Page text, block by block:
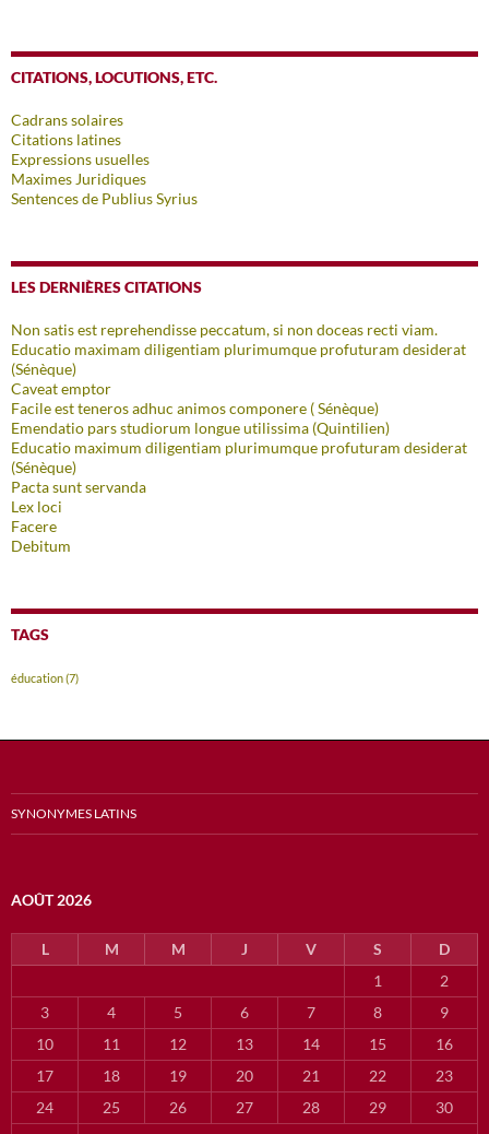
CITATIONS, LOCUTIONS, ETC.
Cadrans solaires
Citations latines
Expressions usuelles
Maximes Juridiques
Sentences de Publius Syrius
LES DERNIÈRES CITATIONS
Non satis est reprehendisse peccatum, si non doceas recti viam.
Educatio maximam diligentiam plurimumque profuturam desiderat
(Sénèque)
Caveat emptor
Facile est teneros adhuc animos componere ( Sénèque)
Emendatio pars studiorum longue utilissima (Quintilien)
Educatio maximum diligentiam plurimumque profuturam desiderat
(Sénèque)
Pacta sunt servanda
Lex loci
Facere
Debitum
TAGS
éducation(7)
SYNONYMES LATINS
AOÛT 2026
L M M J V S
D
1
2
3
4 5 6 7 8
9
10
11 12 13 14 15
16
17
18 19 20 21 22
23
24
25 26 27 28 29
30